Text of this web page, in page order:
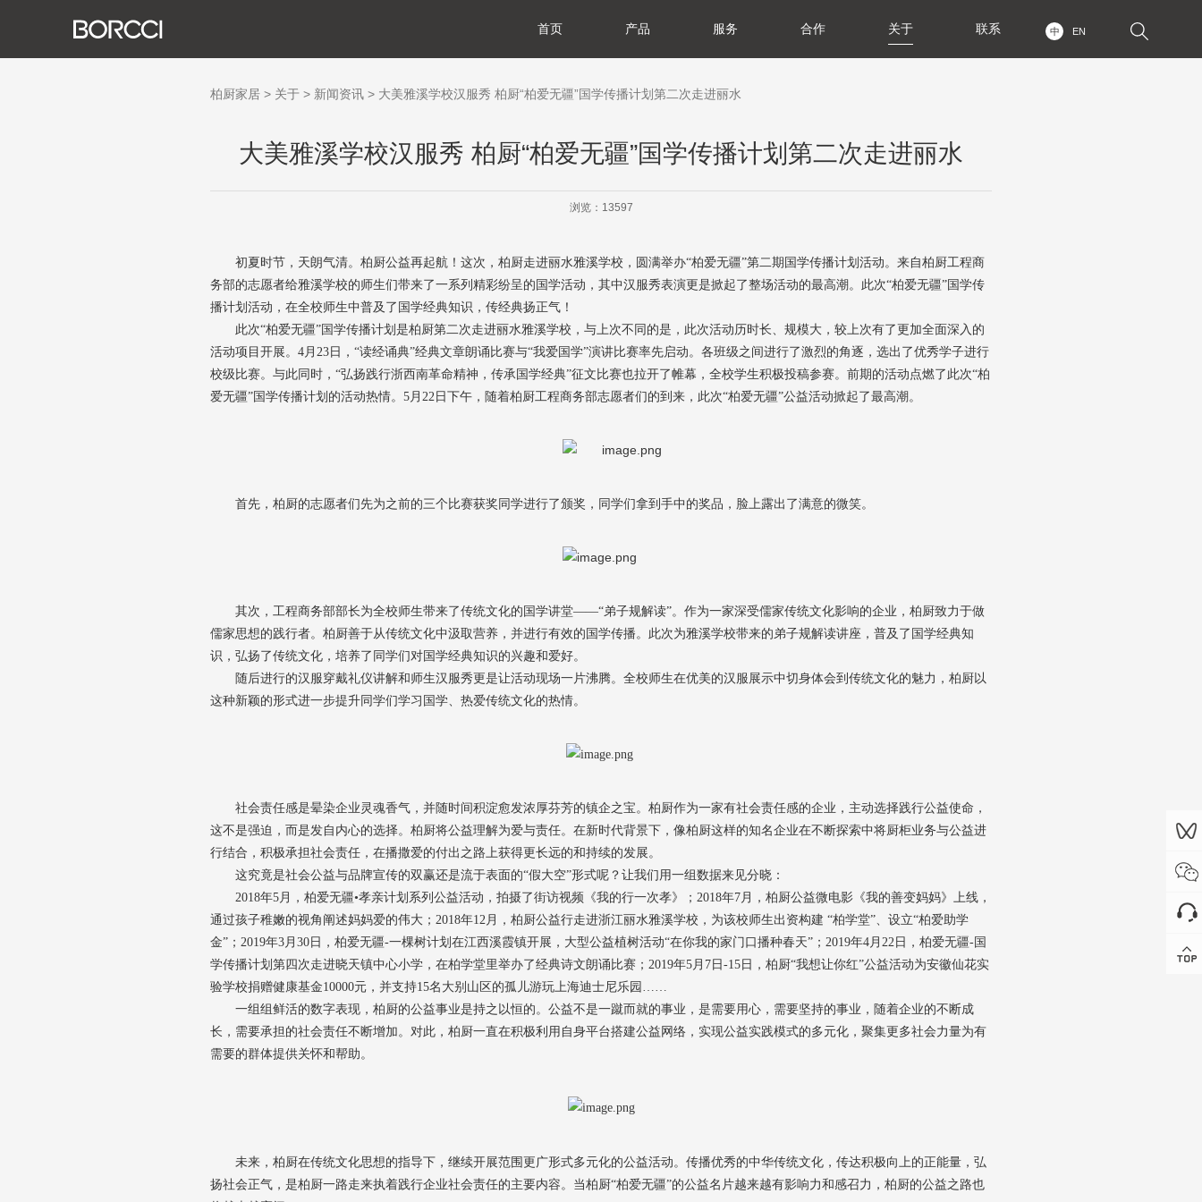
中 EN
首页 产品 服务 合作 关于 联系
柏厨家居 > 关于 > 新闻资讯 > 大美雅溪学校汉服秀 柏厨“柏爱无疆”国学传播计划第二次走进丽水
大美雅溪学校汉服秀 柏厨“柏爱无疆”国学传播计划第二次走进丽水
浏览：13597
初夏时节，天朗气清。柏厨公益再起航！这次，柏厨走进丽水雅溪学校，圆满举办“柏爱无疆”第二期国学传播计划活动。来自柏厨工程商
务部的志愿者给雅溪学校的师生们带来了一系列精彩纷呈的国学活动，其中汉服秀表演更是掀起了整场活动的最高潮。此次“柏爱无疆”国学传
播计划活动，在全校师生中普及了国学经典知识，传经典扬正气！
此次“柏爱无疆”国学传播计划是柏厨第二次走进丽水雅溪学校，与上次不同的是，此次活动历时长、规模大，较上次有了更加全面深入的
活动项目开展。4月23日，“读经诵典”经典文章朗诵比赛与“我爱国学”演讲比赛率先启动。各班级之间进行了激烈的角逐，选出了优秀学子进行
校级比赛。与此同时，“弘扬践行浙西南革命精神，传承国学经典”征文比赛也拉开了帷幕，全校学生积极投稿参赛。前期的活动点燃了此次“柏
爱无疆”国学传播计划的活动热情。5月22日下午，随着柏厨工程商务部志愿者们的到来，此次“柏爱无疆”公益活动掀起了最高潮。
首先，柏厨的志愿者们先为之前的三个比赛获奖同学进行了颁奖，同学们拿到手中的奖品，脸上露出了满意的微笑。
其次，工程商务部部长为全校师生带来了传统文化的国学讲堂——“弟子规解读”。作为一家深受儒家传统文化影响的企业，柏厨致力于做
儒家思想的践行者。柏厨善于从传统文化中汲取营养，并进行有效的国学传播。此次为雅溪学校带来的弟子规解读讲座，普及了国学经典知
识，弘扬了传统文化，培养了同学们对国学经典知识的兴趣和爱好。
随后进行的汉服穿戴礼仪讲解和师生汉服秀更是让活动现场一片沸腾。全校师生在优美的汉服展示中切身体会到传统文化的魅力，柏厨以
这种新颖的形式进一步提升同学们学习国学、热爱传统文化的热情。
社会责任感是晕染企业灵魂香气，并随时间积淀愈发浓厚芬芳的镇企之宝。柏厨作为一家有社会责任感的企业，主动选择践行公益使命，
这不是强迫，而是发自内心的选择。柏厨将公益理解为爱与责任。在新时代背景下，像柏厨这样的知名企业在不断探索中将厨柜业务与公益进
行结合，积极承担社会责任，在播撒爱的付出之路上获得更长远的和持续的发展。
这究竟是社会公益与品牌宣传的双赢还是流于表面的“假大空”形式呢？让我们用一组数据来见分晓：
2018年5月，柏爱无疆•孝亲计划系列公益活动，拍摄了街访视频《我的行一次孝》；2018年7月，柏厨公益微电影《我的善变妈妈》上线，
通过孩子稚嫩的视角阐述妈妈爱的伟大；2018年12月，柏厨公益行走进浙江丽水雅溪学校，为该校师生出资构建 “柏学堂”、设立“柏爱助学
金”；2019年3月30日，柏爱无疆-一棵树计划在江西溪霞镇开展，大型公益植树活动“在你我的家门口播种春天”；2019年4月22日，柏爱无疆-国
学传播计划第四次走进晓天镇中心小学，在柏学堂里举办了经典诗文朗诵比赛；2019年5月7日-15日，柏厨“我想让你红”公益活动为安徽仙花实
验学校捐赠健康基金10000元，并支持15名大别山区的孤儿游玩上海迪士尼乐园……
一组组鲜活的数字表现，柏厨的公益事业是持之以恒的。公益不是一蹴而就的事业，是需要用心，需要坚持的事业，随着企业的不断成
长，需要承担的社会责任不断增加。对此，柏厨一直在积极利用自身平台搭建公益网络，实现公益实践模式的多元化，聚集更多社会力量为有
需要的群体提供关怀和帮助。
未来，柏厨在传统文化思想的指导下，继续开展范围更广形式多元化的公益活动。传播优秀的中华传统文化，传达积极向上的正能量，弘
扬社会正气 ，是柏厨一路走来执着践行企业社会责任的主要内容。当柏厨“柏爱无疆”的公益名片越来越有影响力和感召力，柏厨的公益之路也